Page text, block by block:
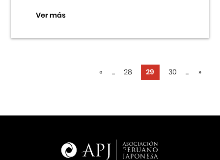
Ver más
« ... 28 29 30 ... »